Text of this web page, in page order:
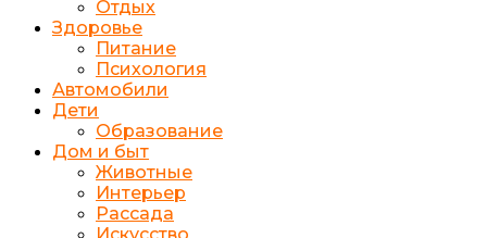
Отдых
Здоровье
Питание
Психология
Автомобили
Дети
Образование
Дом и быт
Животные
Интерьер
Рассада